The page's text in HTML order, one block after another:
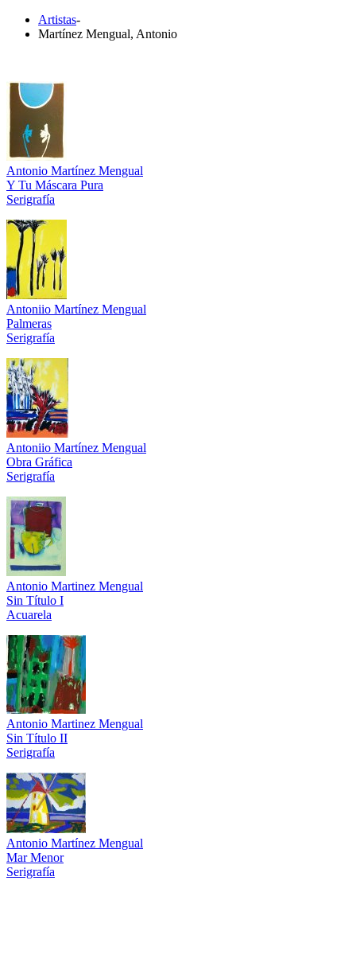
Artistas-
Martínez Mengual, Antonio
Antonio Martínez Mengual
Y Tu Máscara Pura
Serigrafía
Antoniio Martínez Mengual
Palmeras
Serigrafía
Antoniio Martínez Mengual
Obra Gráfica
Serigrafía
Antonio Martinez Mengual
Sin Título I
Acuarela
Antonio Martinez Mengual
Sin Título II
Serigrafía
Antonio Martínez Mengual
Mar Menor
Serigrafía